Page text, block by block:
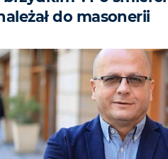
do masonerii